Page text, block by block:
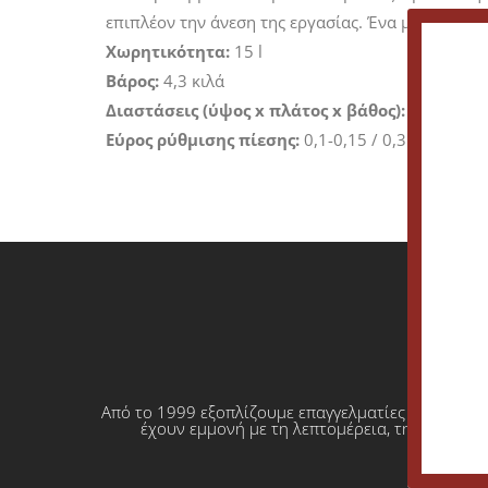
επιπλέον την άνεση της εργασίας. Ένα
Χωρητικότητα: 15 l
Βάρος: 4,3 κιλά
Διαστάσεις (ύψος x πλάτος x βάθος):
Εύρος ρύθμισης πίεσης: 0,1-0,15 / 0,3 / 0,4 mpa
Από το 1999 εξοπλίζουμε επαγγελματίες που
έχουν εμμονή με τη λεπτομέρεια, την